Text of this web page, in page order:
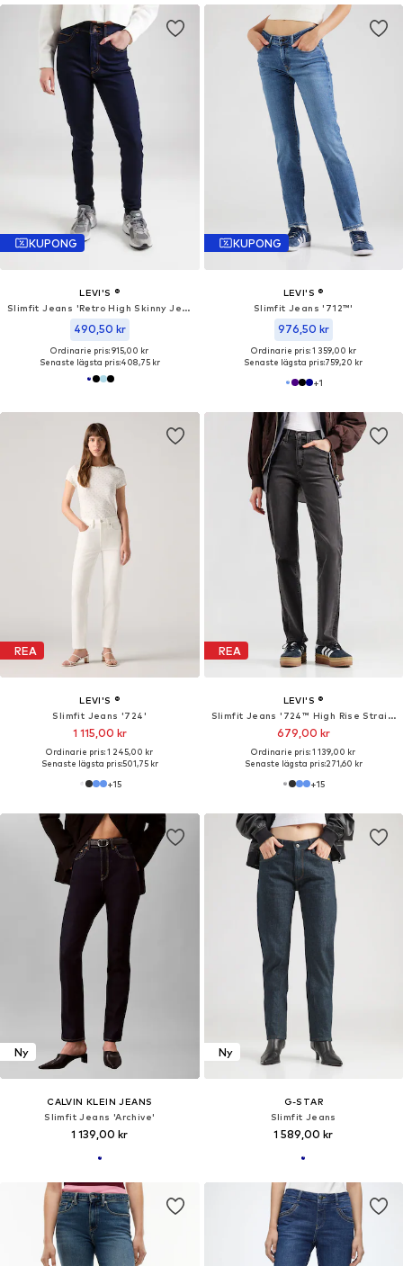
KUPONG
LEVI'S ®
Slimfit Jeans 'Retro High Skinny Jeans'
490,50 kr
Ordinarie pris: 915,00 kr
Senaste lägsta pris:408,75 kr
KUPONG
LEVI'S ®
Slimfit Jeans '712™'
976,50 kr
Ordinarie pris: 1 359,00 kr
Senaste lägsta pris:759,20 kr
+1
REA
LEVI'S ®
Slimfit Jeans '724'
1 115,00 kr
Ordinarie pris: 1 245,00 kr
Senaste lägsta pris:501,75 kr
+15
REA
LEVI'S ®
Slimfit Jeans '724™ High Rise Straight Jeans'
679,00 kr
Ordinarie pris: 1 139,00 kr
Senaste lägsta pris:271,60 kr
+15
Ny
CALVIN KLEIN JEANS
Slimfit Jeans 'Archive'
1 139,00 kr
Ny
G-STAR
Slimfit Jeans
1 589,00 kr